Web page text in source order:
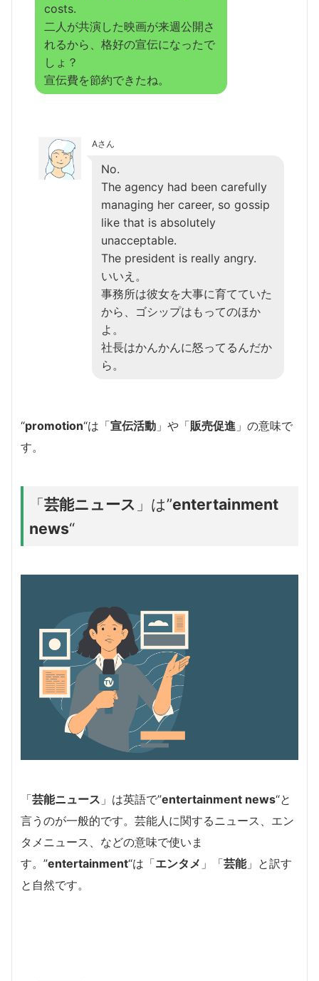
costs.
二人が共演した映画が来週公開さ
れるから、格好の宣伝になったで
しょ？
宣伝費を節約できたね。
Aさん
No.
The agency had been carefully
managing her career, so gossip
like that is absolutely
unacceptable.
The president is really angry.
いいえ。
事務所は彼女を大事に育てていた
から、ゴシップはもってのほか
よ。
社長はかんかんに怒ってるんだか
ら。
“promotion“は「宣伝活動 」や「販売促進 」の意味で
す。
「芸能ニュース 」は”entertainment
news“
「芸能ニュース 」は英語で”entertainment news“と
言うのが一般的です。芸能人に関するニュース、エン
タメニュース、などの意味で使いま
す。”entertainment“は「エンタメ 」「芸能」と訳す
と自然です。